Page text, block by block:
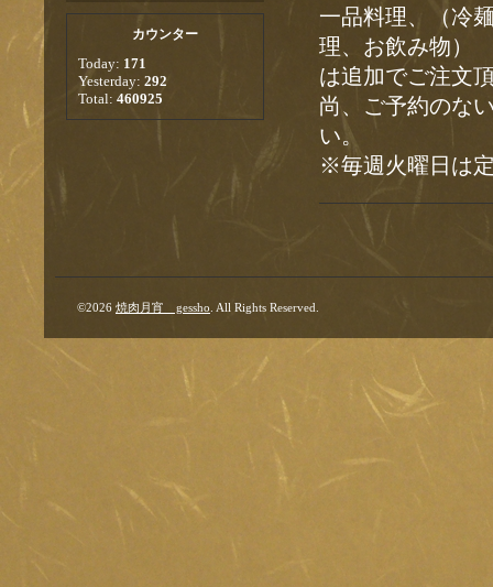
一品料理、（冷
理、お飲み物
は追加でご注文
尚、ご予約のな
い。
※毎週火曜日は
カウンター
Today: 171
Yesterday: 292
Total: 460925
©2026 焼肉月宵 gessho . All Rights Reserved.